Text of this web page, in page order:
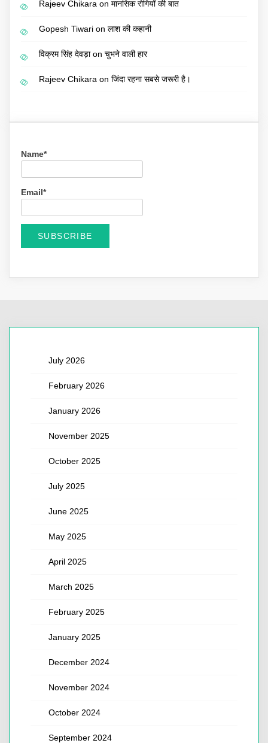
Rajeev Chikara on मानसिक रोगियों की बात
Gopesh Tiwari on लाश की कहानी
विक्रम सिंह देवड़ाon चुभने वाली हार
Rajeev Chikara on जिंदा रहना सबसे जरूरी है।
Name*
Email*
July 2026
February 2026
January 2026
November 2025
October 2025
July 2025
June 2025
May 2025
April 2025
March 2025
February 2025
January 2025
December 2024
November 2024
October 2024
September 2024